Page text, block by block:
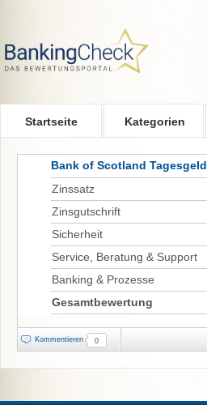
Startseite Kategorien
Bank of Scotland Tagesgeld
Zinssatz
Zinsgutschrift
Sicherheit
Service, Beratung & Support
Banking & Prozesse
Gesamtbewertung
Kommentieren 0